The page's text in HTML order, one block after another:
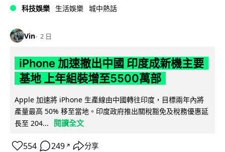
科技娛樂 生活娛樂 城中熱話
Vin 2 日
iPhone 加速撤出中國 印度成新機主要
基地 上年組裝增至5500萬部
Apple 加速將 iPhone 生產線由中國轉往印度，目標兩年內將
產量最高 50% 移至當地。印度政府推出關稅豁免及稅務優惠延
長至 204...
閱讀全文
554 249 ↗ 分享